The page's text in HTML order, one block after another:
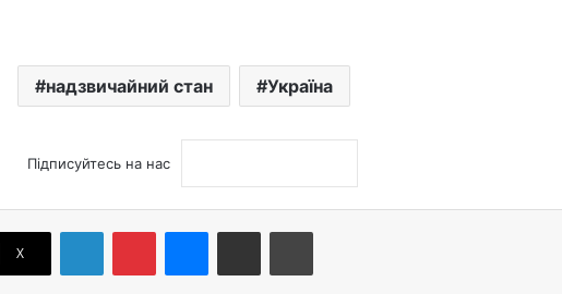
надзвичайний стан Україна
Підписуйтесь на нас
X
Поділитися електронною поштою